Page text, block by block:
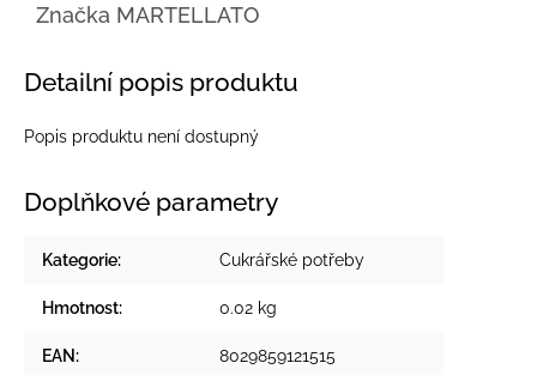
Značka MARTELLATO
Detailní popis produktu
Popis produktu není dostupný
Doplňkové parametry
Kategorie: Cukrářské potřeby
Hmotnost: 0.02 kg
EAN: 8029859121515